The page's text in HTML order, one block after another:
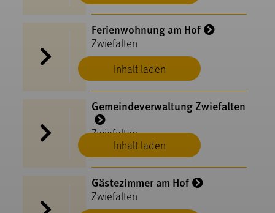
Inhalt laden
Ferienwohnung am Hof
Zwiefalten
Inhalt laden
Gemeindeverwaltung Zwiefalten
Zwiefalten
Gästezimmer am Hof
Zwiefalten